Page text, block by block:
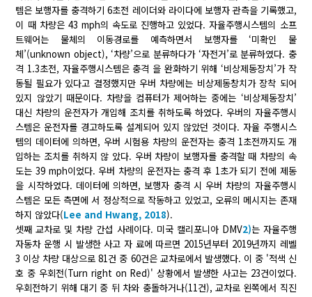
템은 보행자를 충격하기 6초전 레이더와 라이다에 보행자 관측을 기록했고,
이 때 차량은 43 mph의 속도로 진행하고 있었다. 자율주행시스템의 소프
트웨어는 물체의 이동경로를 예측하면서 보행자를 ‘미확인 물
체’(unknown object), ‘차량’으로 분류하다가 ‘자전거’로 분류하였다. 충
격 1.3초전, 자율주행시스템은 충격 을 완화하기 위해 ‘비상제동장치’가 작
동될 필요가 있다고 결정했지만 우버 차량에는 비상제동창치가 장착 되어
있지 않았기 때문이다. 차량을 컴퓨터가 제어하는 중에는 ‘비상제동장치’
대신 차량의 운전자가 개입해 조치를 취하도록 하였다. 우버의 자율주행시
스템은 운전자를 경고하도록 설계되어 있지 않았던 것이다. 자율 주행시스
템의 데이터에 의하면, 우버 시험용 차량의 운전자는 충격 1초전까지도 개
입하는 조치를 취하지 않 았다. 우버 차량이 보행자를 충격할 때 차량의 속
도는 39 mph이었다. 우버 차량의 운전자는 충격 후 1초가 되기 전에 제동
을 시작하였다. 데이터에 의하면, 보행자 충격 시 우버 차량의 자율주행시
스템은 모든 측면에 서 정상적으로 작동하고 있었고, 오류의 메시지는 존재
하지 않았다(Lee and Hwang, 2018).
셋째 교차로 및 차량 간섭 사례이다. 미국 캘리포니아 DMV2)는 자율주행
자동차 운행 시 발생한 사고 자 료에 따르면 2015년부터 2019년까지 레벨
3 이상 차량 대상으로 81건 중 60건은 교차로에서 발생했다. 이 중 '적색 신
호 중 우회전(Turn right on Red)' 상황에서 발생한 사고는 23건이었다.
우회전하기 위해 대기 중 뒤 차와 충돌하거나(11건), 교차로 왼쪽에서 직진